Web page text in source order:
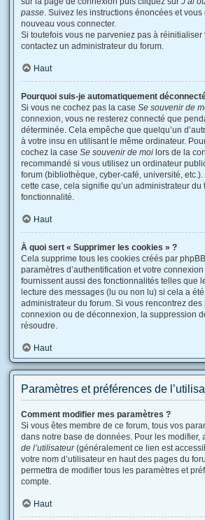
passe. Suivez les instructions énoncées et
nouveau vous connecter.
Si toutefois vous ne parveniez pas à réinitialiser
contactez un administrateur du forum.
Haut
Pourquoi suis-je automatiquement
Si vous ne cochez pas la case Se souvenir de
connexion, vous ne resterez connecté que
déterminée. Cela empêche que quelqu’un
à votre insu en utilisant le même ordinateur.
cochez la case Se souvenir de moi lors de la
recommandé si vous utilisez un ordinateur
forum (bibliothèque, cyber-café, université,
cette case, cela signifie qu’un administrateur du
fonctionnalité.
Haut
À quoi sert « Supprimer les cookies » ?
Cela supprime tous les cookies créés par
paramètres d’authentification et votre
fournissent aussi des fonctionnalités telles que
lecture des messages (lu ou non lu) si cela a
administrateur du forum. Si vous rencontrez des
connexion ou de déconnexion, la suppression
résoudre.
Haut
Paramètres et préférences de
Comment modifier mes paramètres ?
Si vous êtes membre de ce forum, tous vos
dans notre base de données. Pour les modifier,
de l’utilisateur(généralement ce lien est
votre nom d’utilisateur en haut des pages du
permettra de modifier tous les paramètres et
compte.
Haut